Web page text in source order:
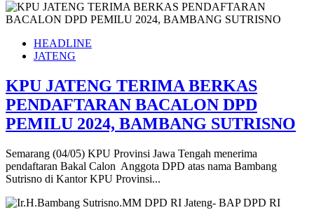
HEADLINE
JATENG
KPU JATENG TERIMA BERKAS
PENDAFTARAN BACALON DPD
PEMILU 2024, BAMBANG SUTRISNO
Semarang (04/05) KPU Provinsi Jawa Tengah menerima
pendaftaran Bakal Calon Anggota DPD atas nama Bambang
Sutrisno di Kantor KPU Provinsi...